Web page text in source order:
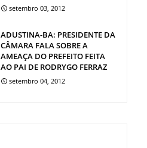
setembro 03, 2012
ADUSTINA-BA: PRESIDENTE DA
CÂMARA FALA SOBRE A
AMEAÇA DO PREFEITO FEITA
AO PAI DE RODRYGO FERRAZ
setembro 04, 2012